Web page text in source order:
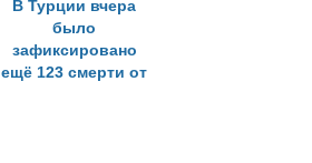
В Турции вчера
было
зафиксировано
ещё 123 смерти от